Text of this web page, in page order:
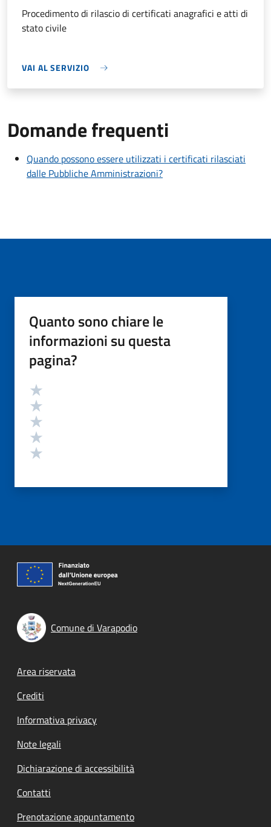
Procedimento di rilascio di certificati anagrafici e atti di
stato civile
VAI AL SERVIZIO
Domande frequenti
Quando possono essere utilizzati i certificati rilasciati
dalle Pubbliche Amministrazioni?
Quanto sono chiare le
informazioni su questa
pagina?
Valutazione
Comune di Varapodio
Footer menu
Area riservata
Crediti
Informativa privacy
Note legali
Dichiarazione di accessibilità
Contatti
Prenotazione appuntamento